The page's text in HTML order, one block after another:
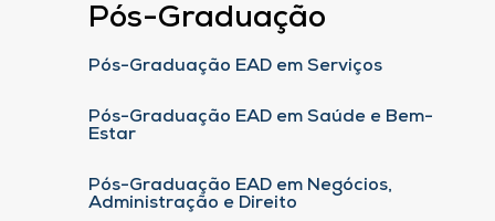
Pós-Graduação
Pós-Graduação EAD em Serviços
Pós-Graduação EAD em Saúde e Bem-
Estar
Pós-Graduação EAD em Negócios,
Administração e Direito